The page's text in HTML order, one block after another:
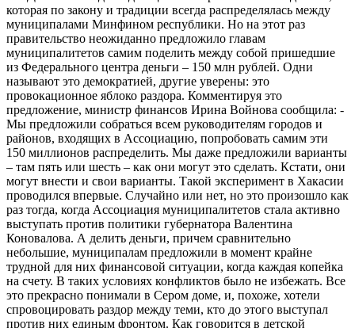
которая по закону и традиции всегда распределялась между
муниципалами Минфином республики. Но на этот раз
правительство неожиданно предложило главам
муниципалитетов самим поделить между собой пришедшие
из Федерального центра деньги – 150 млн рублей. Одни
называют это демократией, другие уверены: это
провокационное яблоко раздора. Комментируя это
предложение, министр финансов Ирина Войнова сообщила: -
Мы предложили собраться всем руководителям городов и
районов, входящих в Ассоциацию, попробовать самим эти
150 миллионов распределить. Мы даже предложили варианты
– там пять или шесть – как они могут это сделать. Кстати, они
могут внести и свои варианты. Такой эксперимент в Хакасии
проводился впервые. Случайно или нет, но это произошло как
раз тогда, когда Ассоциация муниципалитетов стала активно
выступать против политики губернатора Валентина
Коновалова. А делить деньги, причем сравнительно
небольшие, муниципалам предложили в момент крайне
трудной для них финансовой ситуации, когда каждая копейка
на счету. В таких условиях конфликтов было не избежать. Все
это прекрасно понимали в Сером доме, и, похоже, хотели
спровоцировать раздор между теми, кто до этого выступал
против них единым фронтом. Как говорится в детской